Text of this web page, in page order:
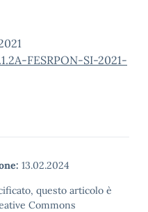
FESRPON-SI-2021-
13.02.2024
questo articolo è
Commons